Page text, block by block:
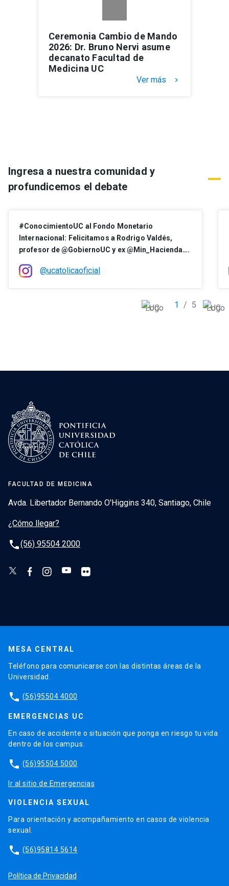
Ceremonia Cambio de Mando
2026: Dr. Bruno Nervi asume
decanato Facultad de
Medicina UC
Ver más keyboard_arrow_right
Ingresa a nuestra comunidad y
profundicemos el debate
#ConocimientoUC al Fondo Monetario
Internacional: Felicitamos a Rodrigo Valdés,
profesor de @GobiernoUC y ex @Min_Hacienda….
@ucatolicaoficial
1 / 5
FACULTAD DE MEDICINA
Avda. Libertador Bernando O'Higgins 340, Santiago, Chile
¿Cómo llegar?
phone(56) 95504 2000
MESA CENTRAL
Teléfono para comunicarse con las distintas áreas de la
Universidad.
phone (56)95504 4000
EMERGENCIAS UC
En caso de accidente o situación que ponga en riesgo tu vida
dentro de los campus.
phone (56)95504 5000
Ir al sitio de Emergencias
VIOLENCIA SEXUAL
Para orientación y acompañamiento en casos de violencia
sexual.
phone (56)95814 5614
Política de Privacidad